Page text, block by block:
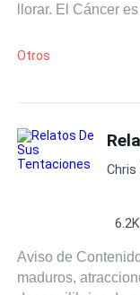
llorar. El Cáncer
vaga alrededor buscando a
no te devore.
Otros
Chris
Aviso de Contenido Esta colección contiene
maduros,